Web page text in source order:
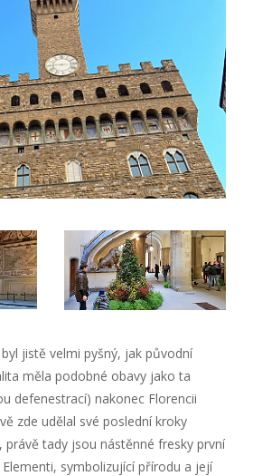
jistě velmi pyšný, jak původní
měla podobné obavy jako ta
defenestrací) nakonec Florencii
zde udělal své poslední kroky
právě tady jsou nástěnné fresky první
symbolizující přírodu a její